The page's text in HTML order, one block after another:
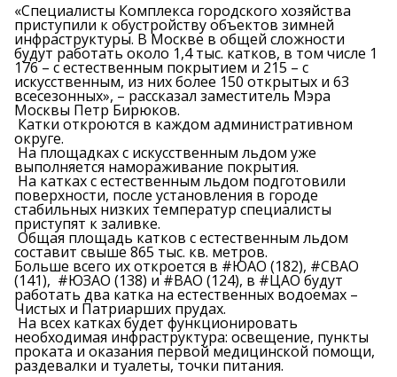
«Специалисты Комплекса городского хозяйства
приступили к обустройству объектов зимней
инфраструктуры. В Москве в общей сложности
будут работать около 1,4 тыс. катков, в том числе 1
176 – с естественным покрытием и 215 – с
искусственным, из них более 150 открытых и 63
всесезонных», – рассказал заместитель Мэра
Москвы Петр Бирюков.
Катки откроются в каждом административном
округе.
На площадках с искусственным льдом уже
выполняется намораживание покрытия.
На катках с естественным льдом подготовили
поверхности, после установления в городе
стабильных низких температур специалисты
приступят к заливке.
Общая площадь катков с естественным льдом
составит свыше 865 тыс. кв. метров.
Больше всего их откроется в #ЮАО (182), #СВАО
(141), #ЮЗАО (138) и #ВАО (124), в #ЦАО будут
работать два катка на естественных водоемах –
Чистых и Патриарших прудах.
На всех катках будет функционировать
необходимая инфраструктура: освещение, пункты
проката и оказания первой медицинской помощи,
раздевалки и туалеты, точки питания.